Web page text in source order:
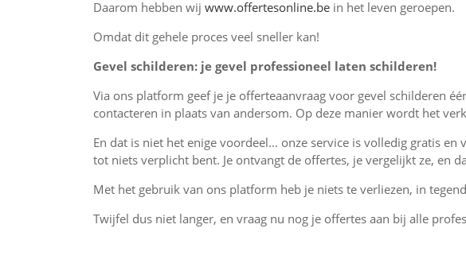
Daarom hebben wij www.offertesonline.be in het leven geroepen.
Omdat dit gehele proces veel sneller kan!
Gevel schilderen: je gevel professioneel laten schilderen!
Via ons platform geef je je offerteaanvraag voor gevel schilderen
contacteren in plaats van andersom. Op deze manier wordt het
En dat is niet het enige voordeel... onze service is volledig gratis
tot niets verplicht bent. Je ontvangt de offertes, je vergelijkt ze, en
Met het gebruik van ons platform heb je niets te verliezen, in
Twijfel dus niet langer, en vraag nu nog je offertes aan bij alle